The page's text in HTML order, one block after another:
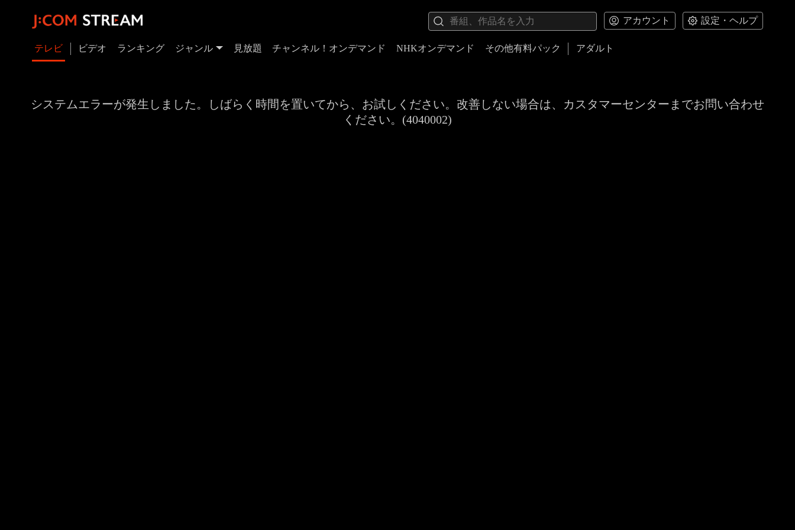
アカウント 設定・ヘルプ
テレビ ビデオ ランキング ジャンル 見放題 チャンネル！オンデマンド NHKオンデマンド その他有料パック アダルト
システムエラーが発生しました。しばらく時間を置いてから、お試しください。改善しない場合は、カスタマーセンターまでお問い合わせ
ください。(4040002)